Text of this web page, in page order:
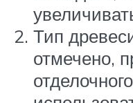
Тип
отмечено,